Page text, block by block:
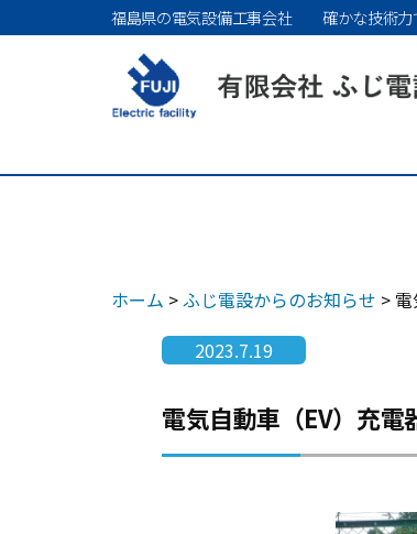
福島県の電気設備工事会社 確かな技術力
ホーム >ふじ電設からのお知らせ >
2023.7.19
電気自動車（EV）充電